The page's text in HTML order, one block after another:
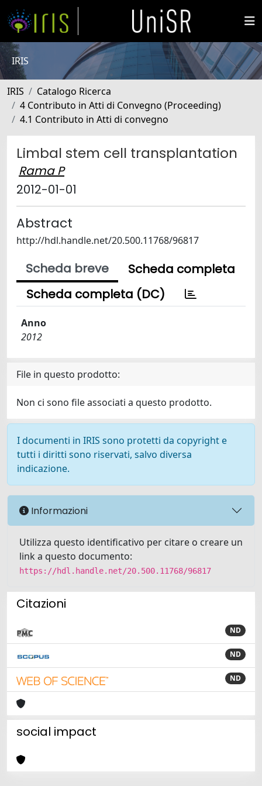
IRIS
IRIS
Catalogo Ricerca
4 Contributo in Atti di Convegno (Proceeding)
4.1 Contributo in Atti di convegno
Limbal stem cell transplantation
Rama P
2012-01-01
Abstract
http://hdl.handle.net/20.500.11768/96817
Scheda breve
Scheda completa
Scheda completa (DC)
Anno
2012
File in questo prodotto:
Non ci sono file associati a questo prodotto.
I documenti in IRIS sono protetti da copyright e
tutti i diritti sono riservati, salvo diversa
indicazione.
Informazioni
Utilizza questo identificativo per citare o creare un
link a questo documento:
https://hdl.handle.net/20.500.11768/96817
Citazioni
ND
ND
ND
social impact